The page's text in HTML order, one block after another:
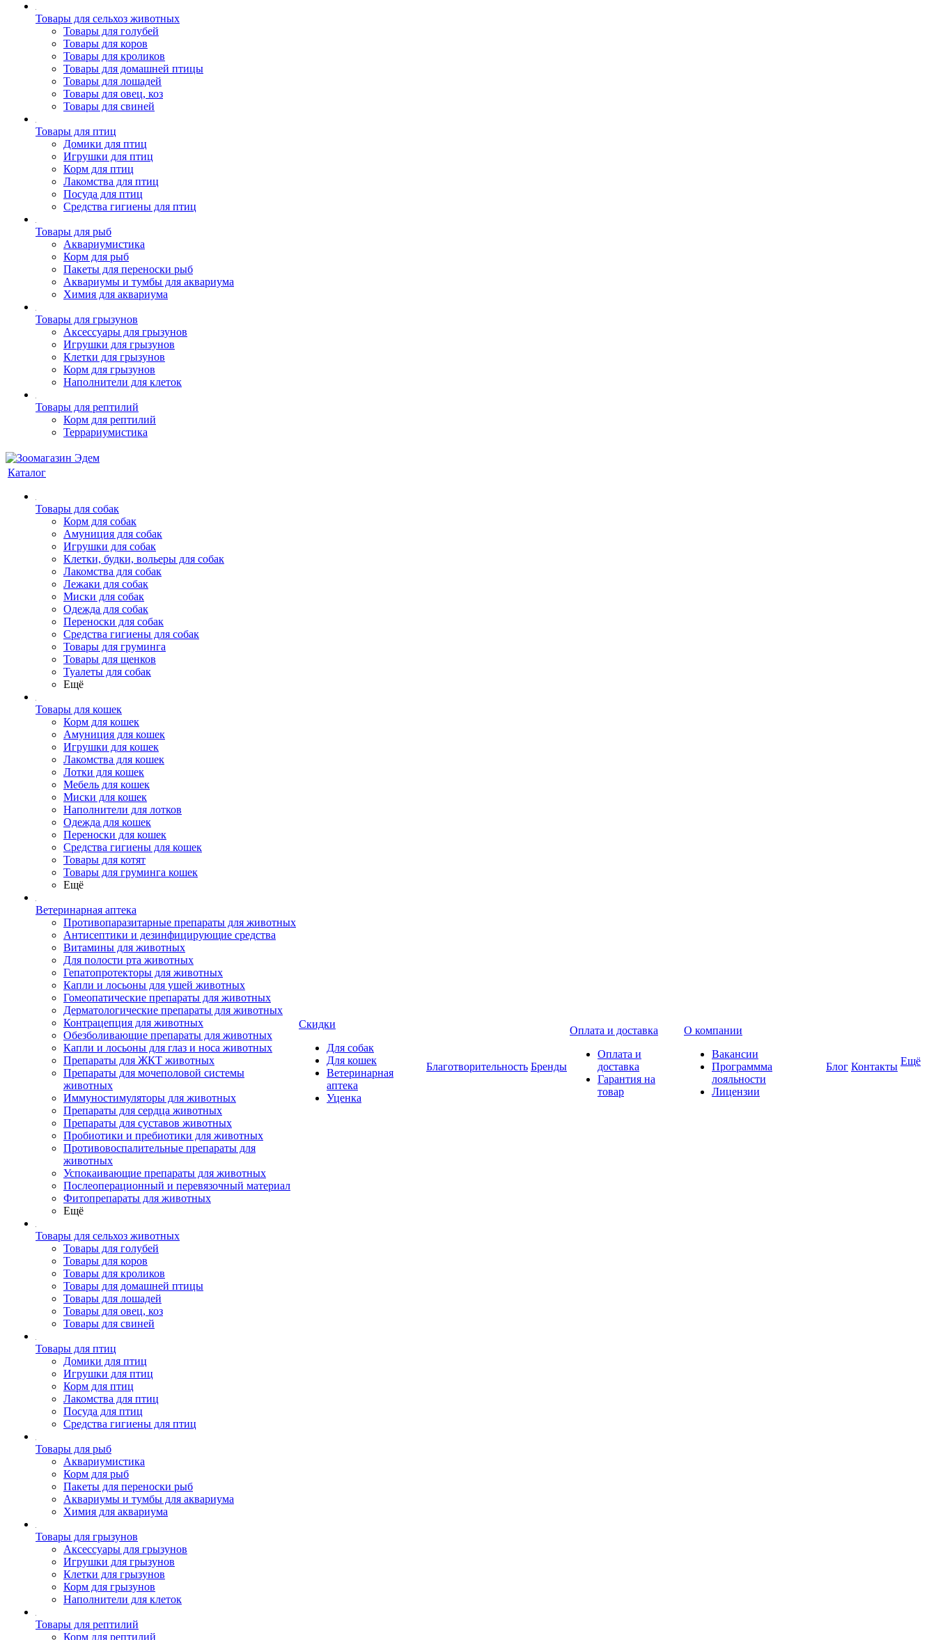
Товары для сельхоз животных
Товары для голубей
Товары для коров
Товары для кроликов
Товары для домашней птицы
Товары для лошадей
Товары для овец, коз
Товары для свиней
Товары для птиц
Домики для птиц
Игрушки для птиц
Корм для птиц
Лакомства для птиц
Посуда для птиц
Средства гигиены для птиц
Товары для рыб
Аквариумистика
Корм для рыб
Пакеты для переноски рыб
Аквариумы и тумбы для аквариума
Химия для аквариума
Товары для грызунов
Аксессуары для грызунов
Игрушки для грызунов
Клетки для грызунов
Корм для грызунов
Наполнители для клеток
Товары для рептилий
Корм для рептилий
Террариумистика
Каталог
Товары для собак
Корм для собак
Амуниция для собак
Игрушки для собак
Клетки, будки, вольеры для собак
Лакомства для собак
Лежаки для собак
Миски для собак
Одежда для собак
Переноски для собак
Средства гигиены для собак
Товары для груминга
Товары для щенков
Туалеты для собак
Ещё
Товары для кошек
Корм для кошек
Амуниция для кошек
Игрушки для кошек
Лакомства для кошек
Лотки для кошек
Мебель для кошек
Миски для кошек
Наполнители для лотков
Одежда для кошек
Переноски для кошек
Средства гигиены для кошек
Товары для котят
Товары для груминга кошек
Ещё
Ветеринарная аптека
Противопаразитарные препараты для животных
Антисептики и дезинфицирующие средства
Витамины для животных
Для полости рта животных
Гепатопротекторы для животных
Капли и лосьоны для ушей животных
Гомеопатические препараты для животных
Дерматологические препараты для животных
Контрацепция для животных
Обезболивающие препараты для животных
Капли и лосьоны для глаз и носа животных
Препараты для ЖКТ животных
Препараты для мочеполовой системы
животных
Иммуностимуляторы для животных
Препараты для сердца животных
Препараты для суставов животных
Пробиотики и пребиотики для животных
Противовоспалительные препараты для
животных
Успокаивающие препараты для животных
Послеоперационный и перевязочный материал
Фитопрепараты для животных
Ещё
Товары для сельхоз животных
Товары для голубей
Товары для коров
Товары для кроликов
Товары для домашней птицы
Товары для лошадей
Товары для овец, коз
Товары для свиней
Товары для птиц
Домики для птиц
Игрушки для птиц
Корм для птиц
Лакомства для птиц
Посуда для птиц
Средства гигиены для птиц
Товары для рыб
Аквариумистика
Корм для рыб
Пакеты для переноски рыб
Аквариумы и тумбы для аквариума
Химия для аквариума
Товары для грызунов
Аксессуары для грызунов
Игрушки для грызунов
Клетки для грызунов
Корм для грызунов
Наполнители для клеток
Товары для рептилий
Корм для рептилий
Скидки
Для собак
Для кошек
Ветеринарная
аптека
Уценка
Благотворительность Бренды
Оплата и доставка
Оплата и
доставка
Гарантия на
товар
О компании
Вакансии
Программма
лояльности
Лицензии
Блог Контакты Ещё